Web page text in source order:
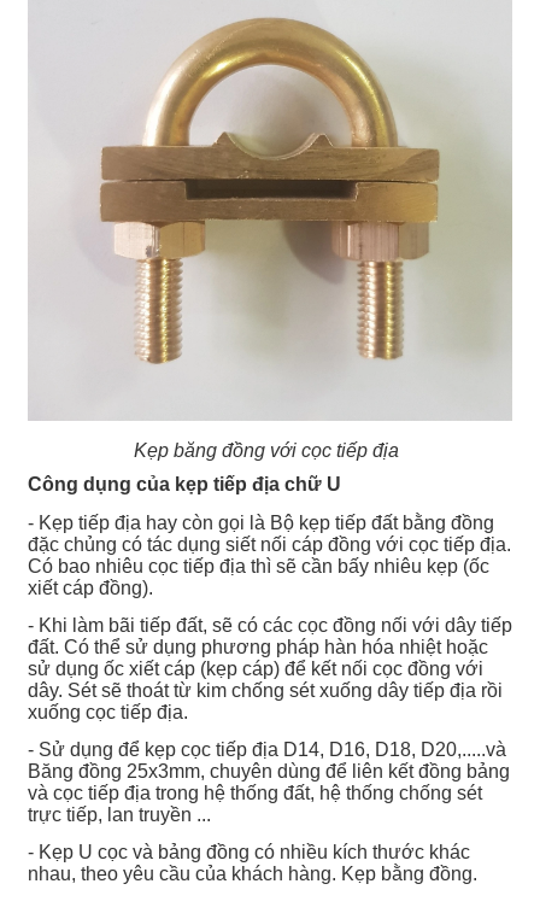
Kẹp băng đồng với cọc tiếp địa
Công dụng của kẹp tiếp địa chữ U
- Kẹp tiếp địa hay còn gọi là Bộ kẹp tiếp đất bằng đồng
đặc chủng có tác dụng siết nối cáp đồng với cọc tiếp địa.
Có bao nhiêu cọc tiếp địa thì sẽ cần bấy nhiêu kẹp (ốc
xiết cáp đồng).
- Khi làm bãi tiếp đất, sẽ có các cọc đồng nối với dây tiếp
đất. Có thể sử dụng phương pháp hàn hóa nhiệt hoặc
sử dụng ốc xiết cáp (kẹp cáp) để kết nối cọc đồng với
dây. Sét sẽ thoát từ kim chống sét xuống dây tiếp địa rồi
xuống cọc tiếp địa.
- Sử dụng để kẹp cọc tiếp địa D14, D16, D18, D20,.....và
Băng đồng 25x3mm, chuyên dùng để liên kết đồng bảng
và cọc tiếp địa trong hệ thống đất, hệ thống chống sét
trực tiếp, lan truyền ...
- Kẹp U cọc và bảng đồng có nhiều kích thước khác
nhau, theo yêu cầu của khách hàng. Kẹp bằng đồng.